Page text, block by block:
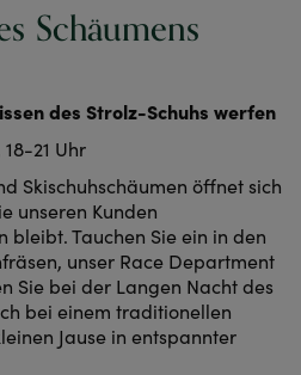
Schäumens
des Strolz-Schuhs werfen
21 Uhr
Skischuhschäumen öffnet sich
unseren Kunden
Tauchen Sie ein in den
unser Race Department
Sie bei der Langen Nacht des
bei einem traditionellen
Jause in entspannter